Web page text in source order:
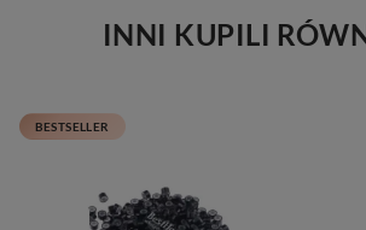
INNI KUPILI
BESTSELLER